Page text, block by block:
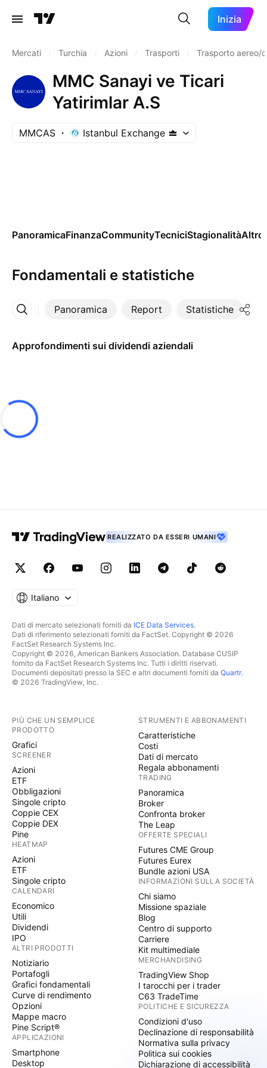
Inizia
Mercati Turchia Azioni Trasporti Trasporto aereo/
MMC Sanayi ve Ticari
Yatirimlar A.S
MMCAS Istanbul Exchange
PanoramicaFinanzaCommunityTecniciStagionalitàAltro
Fondamentali e statistiche
Panoramica Report Statistiche
Altro
Approfondimenti sui dividendi aziendali
REALIZZATO DA ESSERI UMANI
Italiano
Dati di mercato selezionati forniti da ICE Data Services.
Dati di riferimento selezionati forniti da FactSet. Copyright © 2026
FactSet Research Systems Inc.
Copyright © 2026, American Bankers Association. Database CUSIP
fornito da FactSet Research Systems Inc. Tutti i diritti riservati.
Documenti depositati presso la SEC e altri documenti forniti da Quartr.
© 2026 TradingView, Inc.
PIÙ CHE UN SEMPLICE
PRODOTTO
Grafici
SCREENER
Azioni
ETF
Obbligazioni
Singole cripto
Coppie CEX
Coppie DEX
Pine
HEATMAP
Azioni
ETF
Singole cripto
CALENDARI
Economico
Utili
Dividendi
IPO
ALTRI PRODOTTI
Notiziario
Portafogli
Grafici fondamentali
Curve di rendimento
Opzioni
Mappe macro
Pine Script®
APPLICAZIONI
Smartphone
Desktop
STRUMENTI E ABBONAMENTI
Caratteristiche
Costi
Dati di mercato
Regala abbonamenti
TRADING
Panoramica
Broker
Confronta broker
The Leap
OFFERTE SPECIALI
Futures CME Group
Futures Eurex
Bundle azioni USA
INFORMAZIONI SULLA SOCIETÀ
Chi siamo
Missione spaziale
Blog
Centro di supporto
Carriere
Kit multimediale
MERCHANDISING
TradingView Shop
I tarocchi per i trader
C63 TradeTime
POLITICHE E SICUREZZA
Condizioni d'uso
Declinazione di responsabilità
Normativa sulla privacy
Politica sui cookies
Dichiarazione di accessibilità